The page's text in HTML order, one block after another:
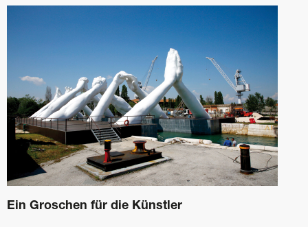
Ein Groschen für die Künstler